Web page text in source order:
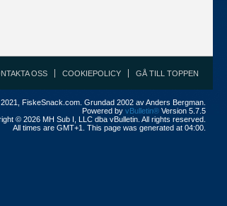
OSS COOKIEPOLICY GÅ TILL TOPPEN
FiskeSnack.com. Grundad 2002 av Anders Bergman.
Powered by vBulletin® Version 5.7.5
© 2026 MH Sub I, LLC dba vBulletin. All rights reserved.
All times are GMT+1. This page was generated at 04:00.